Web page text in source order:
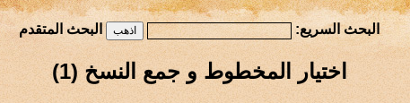
البحث السريع: البحث المتقدم
اختيار المخطوط و جمع النسخ (1)